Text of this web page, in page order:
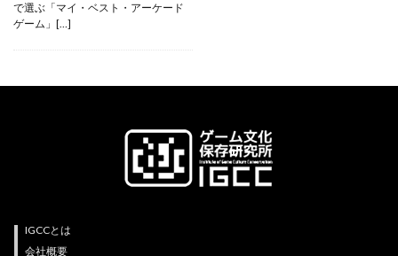
で選ぶ「マイ・ベスト・アーケード
ゲーム」[…]
IGCCとは
会社概要